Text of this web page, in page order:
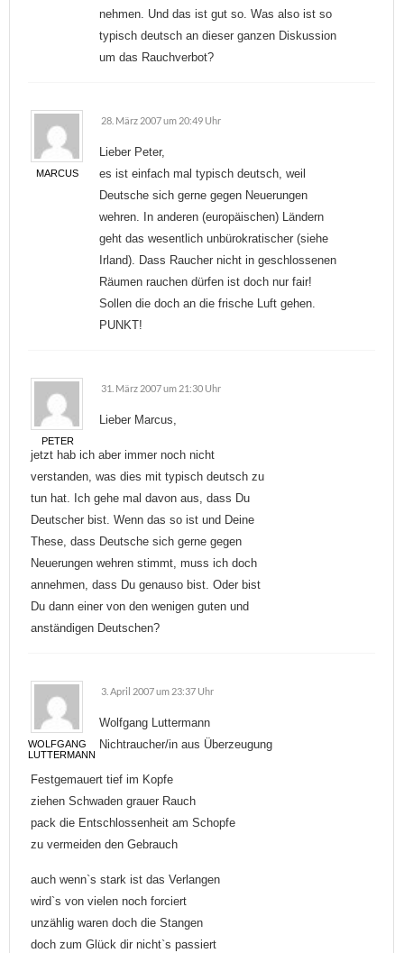
nehmen. Und das ist gut so. Was also ist so
typisch deutsch an dieser ganzen Diskussion
um das Rauchverbot?
MARCUS
28. März 2007 um 20:49 Uhr
Lieber Peter,
es ist einfach mal typisch deutsch, weil
Deutsche sich gerne gegen Neuerungen
wehren. In anderen (europäischen) Ländern
geht das wesentlich unbürokratischer (siehe
Irland). Dass Raucher nicht in geschlossenen
Räumen rauchen dürfen ist doch nur fair!
Sollen die doch an die frische Luft gehen.
PUNKT!
PETER
31. März 2007 um 21:30 Uhr
Lieber Marcus,
jetzt hab ich aber immer noch nicht
verstanden, was dies mit typisch deutsch zu
tun hat. Ich gehe mal davon aus, dass Du
Deutscher bist. Wenn das so ist und Deine
These, dass Deutsche sich gerne gegen
Neuerungen wehren stimmt, muss ich doch
annehmen, dass Du genauso bist. Oder bist
Du dann einer von den wenigen guten und
anständigen Deutschen?
WOLFGANG
LUTTERMANN
3. April 2007 um 23:37 Uhr
Wolfgang Luttermann
Nichtraucher/in aus Überzeugung
Festgemauert tief im Kopfe
ziehen Schwaden grauer Rauch
pack die Entschlossenheit am Schopfe
zu vermeiden den Gebrauch
auch wenn`s stark ist das Verlangen
wird`s von vielen noch forciert
unzählig waren doch die Stangen
doch zum Glück dir nicht`s passiert